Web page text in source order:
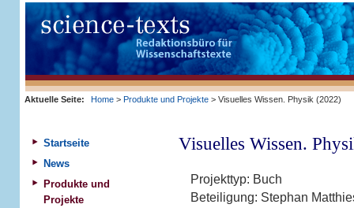
Aktuelle Seite: Home> Produkte und Projekte> Visuelles Wissen. Physik (2022)
Visuelles Wissen.
Projekttyp: Buch
Beteiligung: Stephan
Startseite
News
Produkte und
Projekte